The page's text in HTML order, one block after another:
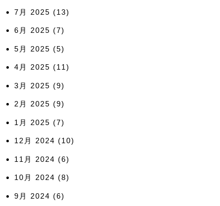
7月 2025 (13)
6月 2025 (7)
5月 2025 (5)
4月 2025 (11)
3月 2025 (9)
2月 2025 (9)
1月 2025 (7)
12月 2024 (10)
11月 2024 (6)
10月 2024 (8)
9月 2024 (6)